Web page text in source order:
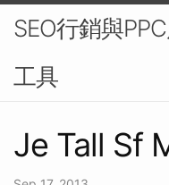
SEO行銷與
工具
Je Tall Sf